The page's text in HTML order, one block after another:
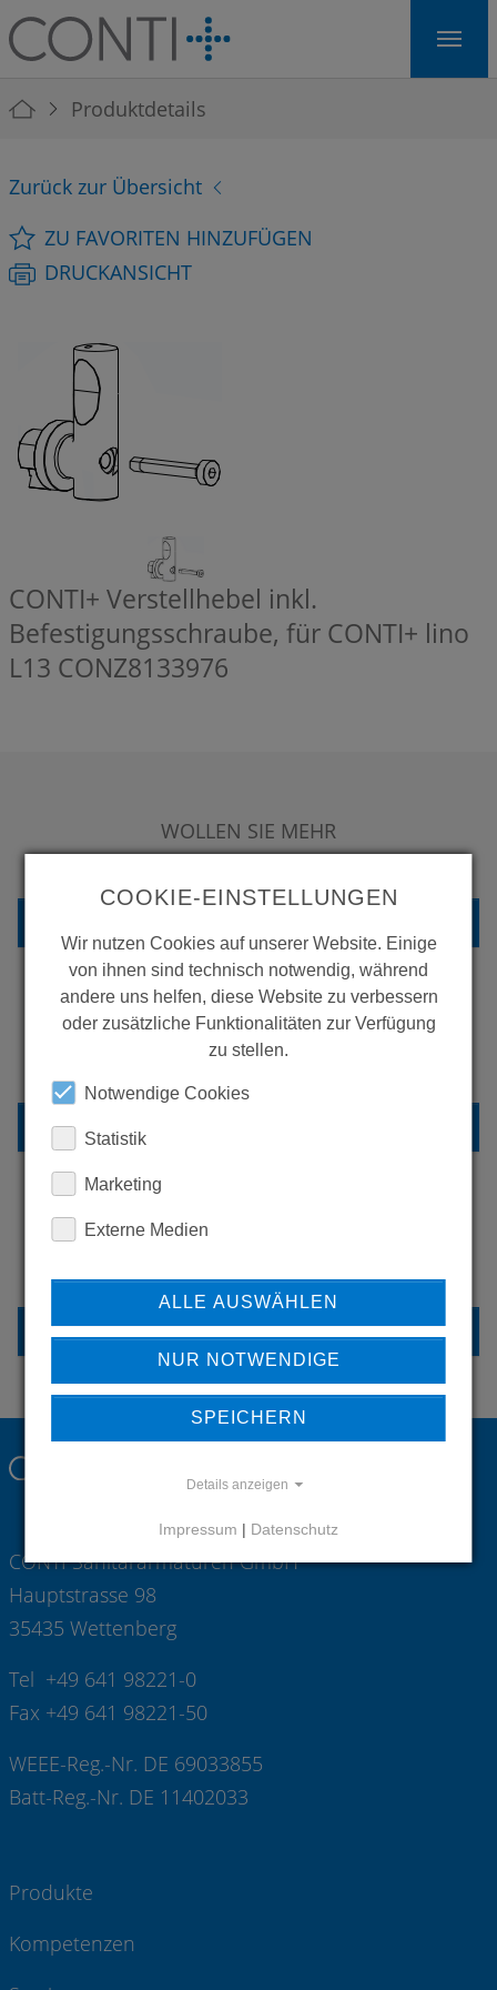
Skip to main navigation
Skip to main content
Skip to page footer
You are here:
Produktdetails
Zurück zur Übersicht
ZU FAVORITEN HINZUFÜGEN
DRUCKANSICHT
CONTI+ Verstellhebel inkl.
Befestigungsschraube, für CONTI+ lino
L13 CONZ8133976
WOLLEN SIE MEHR
ERFAHREN SIE MEHR ÜBER
HABEN SIE FRAGEN?
KONTAKT
CONTI Sanitärarmaturen GmbH
Hauptstrasse 98
35435 Wettenberg
Tel +49 641 98221-0
Fax +49 641 98221-50
WEEE-Reg.-Nr. DE 69033855
Batt-Reg.-Nr. DE 11402033
Produkte
Kompetenzen
COOKIE-EINSTELLUNGEN
Wir nutzen Cookies auf unserer Website. Einige
von ihnen sind technisch notwendig, während
andere uns helfen, diese Website zu verbessern
oder zusätzliche Funktionalitäten zur Verfügung
zu stellen.
Notwendige Cookies
Statistik
Marketing
Externe Medien
ALLE AUSWÄHLEN
NUR NOTWENDIGE
SPEICHERN
Details anzeigen
Impressum | Datenschutz